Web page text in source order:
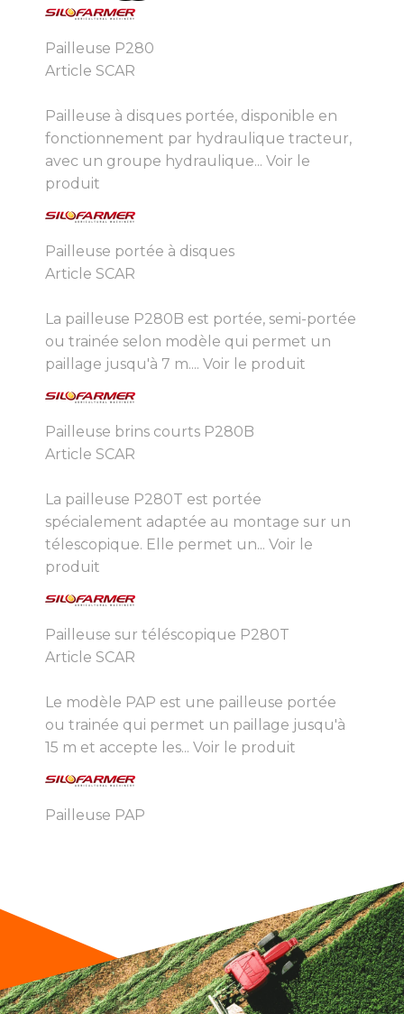
Pailleuse P280
Article SCAR
Pailleuse à disques portée, disponible en
fonctionnement par hydraulique tracteur,
avec un groupe hydraulique... Voir le
produit
Pailleuse portée à disques
Article SCAR
La pailleuse P280B est portée, semi-portée
ou trainée selon modèle qui permet un
paillage jusqu'à 7 m.... Voir le produit
Pailleuse brins courts P280B
Article SCAR
La pailleuse P280T est portée
spécialement adaptée au montage sur un
télescopique. Elle permet un... Voir le
produit
Pailleuse sur téléscopique P280T
Article SCAR
Le modèle PAP est une pailleuse portée
ou trainée qui permet un paillage jusqu'à
15 m et accepte les... Voir le produit
Pailleuse PAP